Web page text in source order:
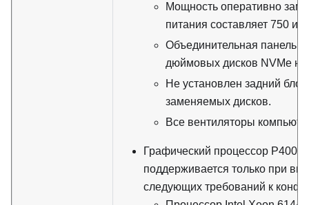
Мощность оперативно
питания составляет 750
Объединительная панель
дюймовых дисков NVMe не
Не установлен задний
заменяемых дисков.
Все вентиляторы
Графический процессор
поддерживается только при
следующих требований к